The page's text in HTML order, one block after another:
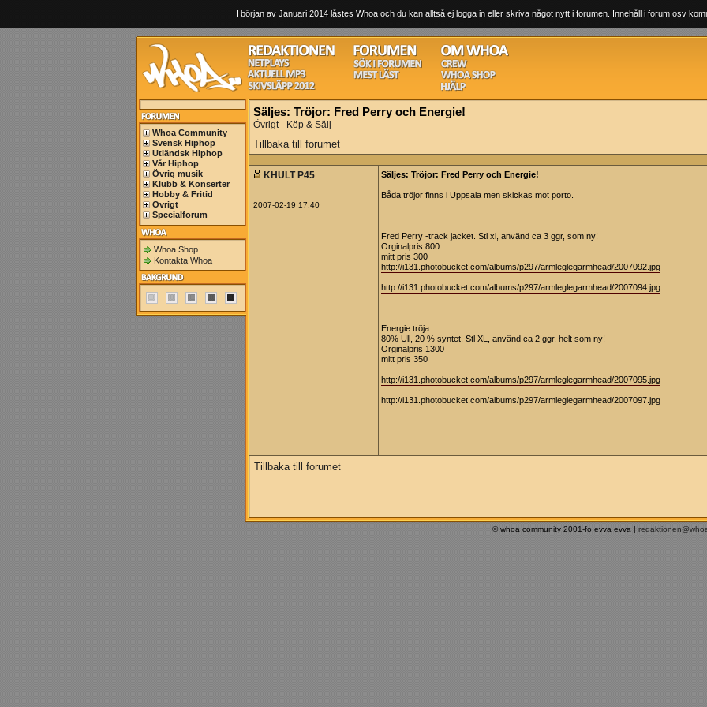
I början av Januari 2014 låstes Whoa och du kan alltså ej logga in eller skriva något nytt i forumen. Innehåll i forum osv
Whoa Community
Svensk Hiphop
Utländsk Hiphop
Vår Hiphop
Övrig musik
Klubb & Konserter
Hobby & Fritid
Övrigt
Specialforum
Whoa Shop
Kontakta Whoa
Säljes: Tröjor: Fred Perry och Energie!
Övrigt - Köp & Sälj
Tillbaka till forumet
KHULT P45
2007-02-19 17:40
Säljes: Tröjor: Fred Perry och Energie!
Båda tröjor finns i Uppsala men skickas mot porto.
Fred Perry -track jacket. Stl xl, använd ca 3 ggr, som ny!
Orginalpris 800
mitt pris 300
http://i131.photobucket.com/albums/p297/armleglegarmhead/2007092.jpg
http://i131.photobucket.com/albums/p297/armleglegarmhead/2007094.jpg
Energie tröja
80% Ull, 20 % syntet. Stl XL, använd ca 2 ggr, helt som ny!
Orginalpris 1300
mitt pris 350
http://i131.photobucket.com/albums/p297/armleglegarmhead/2007095.jpg
http://i131.photobucket.com/albums/p297/armleglegarmhead/2007097.jpg
Tillbaka till forumet
© whoa community 2001-fo evva evva |